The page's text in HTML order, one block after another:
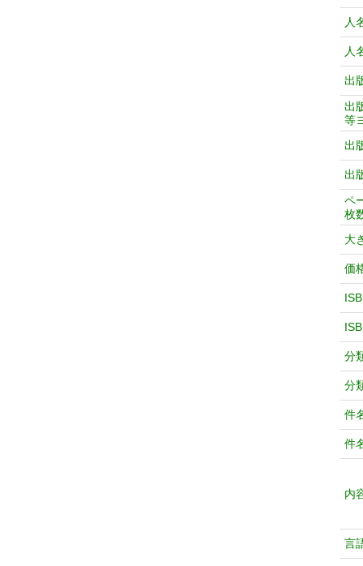
人
人
出
出
等
出
出
ペ
枚
大
価
分
分
件
件
内
言